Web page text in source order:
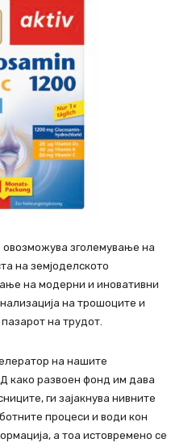
зголемување на
на земјоделското
на модерни и иновативни
на трошоците и
на трудот.
на нашите
како развоен фонд им дава
ги зајакнува нивните
процеси и води кон
а тоа истовремено се